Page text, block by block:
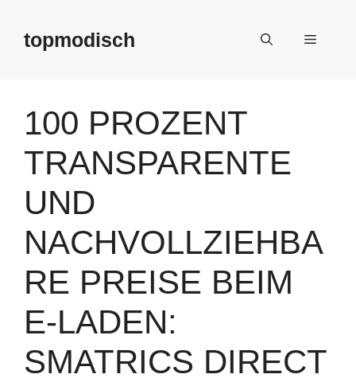
springentopmodisch Menü
100 PROZENT
TRANSPARENTE
UND
NACHVOLLZIEHBA
RE PREISE BEIM
E-LADEN:
SMATRICS DIRECT